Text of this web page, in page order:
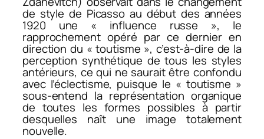
de style de Picasso au début des années
1920 une « influence russe », le
rapprochement opéré par ce dernier en
direction du « toutisme », c’est-à-dire de la
perception synthétique de tous les styles
antérieurs, ce qui ne saurait être confondu
avec l’éclectisme, puisque le « toutisme »
sous-entend la représentation organique
de toutes les formes possibles à partir
desquelles naît une image totalement
nouvelle.